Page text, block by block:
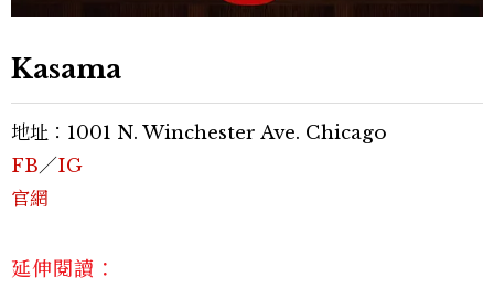
Kasama
地址：1001 N. Winchester Ave. Chicago
FB／IG
官網
延伸閱讀：